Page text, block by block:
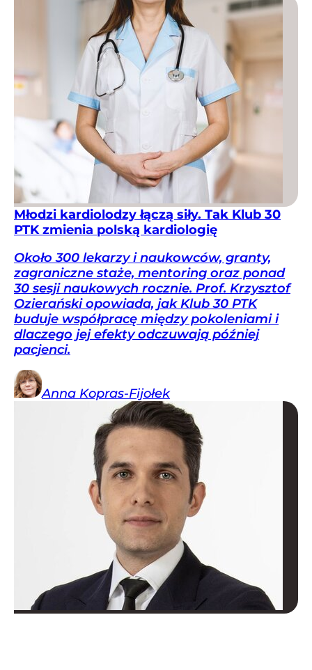
Młodzi kardiolodzy łączą siły. Tak Klub 30
PTK zmienia polską kardiologię
Około 300 lekarzy i naukowców, granty,
zagraniczne staże, mentoring oraz ponad
30 sesji naukowych rocznie. Prof. Krzysztof
Ozierański opowiada, jak Klub 30 PTK
buduje współpracę między pokoleniami i
dlaczego jej efekty odczuwają później
pacjenci.
Anna Kopras-Fijołek